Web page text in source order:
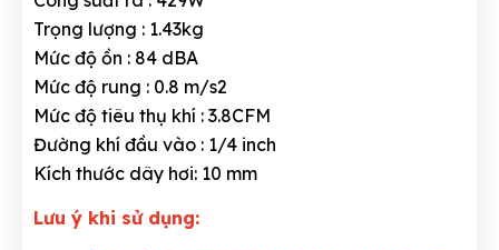
Trọng lượng : 1.43kg
Mức độ ồn : 84 dBA
Mức độ rung : 0.8 m/s2
Mức độ tiêu thụ khí : 3.8CFM
Đường khí đầu vào : 1/4 inch
Kích thước dây hơi: 10 mm
Lưu ý khi sử dụng: